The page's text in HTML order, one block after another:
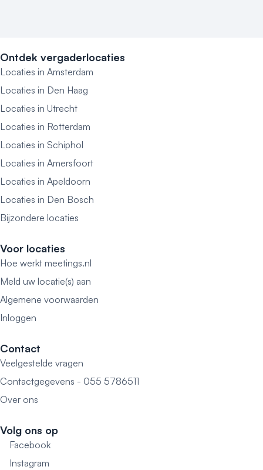
Ontdek vergaderlocaties
Locaties in Amsterdam
Locaties in Den Haag
Locaties in Utrecht
Locaties in Rotterdam
Locaties in Schiphol
Locaties in Amersfoort
Locaties in Apeldoorn
Locaties in Den Bosch
Bijzondere locaties
Voor locaties
Hoe werkt meetings.nl
Meld uw locatie(s) aan
Algemene voorwaarden
Inloggen
Contact
Veelgestelde vragen
Contactgegevens - 055 5786511
Over ons
Volg ons op
Facebook
Instagram